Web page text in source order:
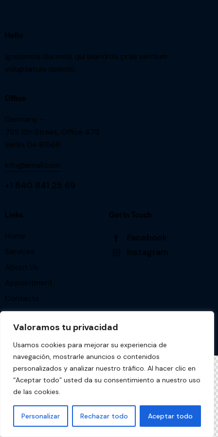
Valoramos tu privacidad
Usamos cookies para mejorar su experiencia de
navegación, mostrarle anuncios o contenidos
personalizados y analizar nuestro tráfico. Al hacer clic en
“Aceptar todo” usted da su consentimiento a nuestro uso
de las cookies.
Personalizar Rechazar todo Aceptar todo
Hello
Ignissimos ducimus qui blanditiis prae sentium
voluptatum deleniti.
Office
Germany —
785 15h Street, Office 478
Berlin, De 81566
info@email.com
+1 840 841 25 69
Links
Home
Services
About Us
Appointment
Contacts
Get In Touch
Facebook
Instagram
AncoraThemes© {{Y}}. All Rights Reserved.